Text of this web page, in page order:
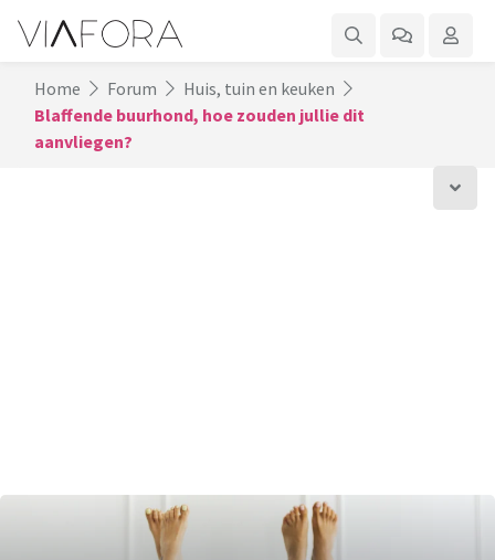
Home Forum
Huis, tuin en keuken
Blaffende buurhond, hoe zouden jullie dit
aanvliegen?